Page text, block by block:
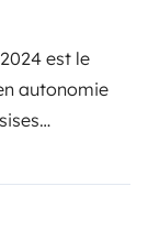
est le
autonomie
confortable
de recul,
de